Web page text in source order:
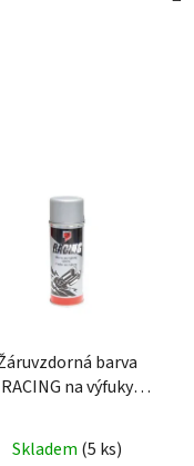
barva
RACING na výfuky
Skladem (5 ks)